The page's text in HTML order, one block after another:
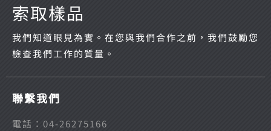
索取樣品
我們知道眼見為實。在您與我們合作之前，我們鼓勵您
檢查我們工作的質量。
聯繫我們
電話：04-26275166